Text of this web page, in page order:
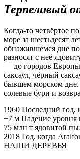
Терпеливый
Когда-то четвёртое
море за шестьдесят
обнажившемся дне
разносят с неё
— до городов Европы
саксаул, чёрный
бывшем морском дне.
солевые бури и
1960 Последний год,
−7 м Падение уровня
75 млн т ядовитой
2018 Год, когда
НАШИ ДЕРЕВЬЯ